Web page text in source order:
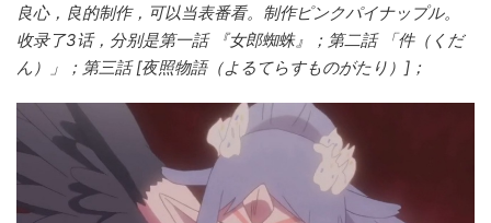
良心，良的制作，可以当表番看。制作ピンクパイナップル。
收录了3话，分别是第一話 『女郎蜘蛛』；第二話 「件（くだ
ん）」；第三話 [夜照物語（よるてらすものがたり）]；